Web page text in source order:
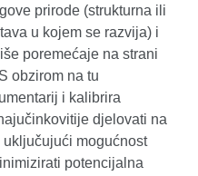
prirode (strukturna ili
u kojem se razvija) i
poremećaje na strani
obzirom na tu
i kalibrira
djelovati na
mogućnost
potencijalna